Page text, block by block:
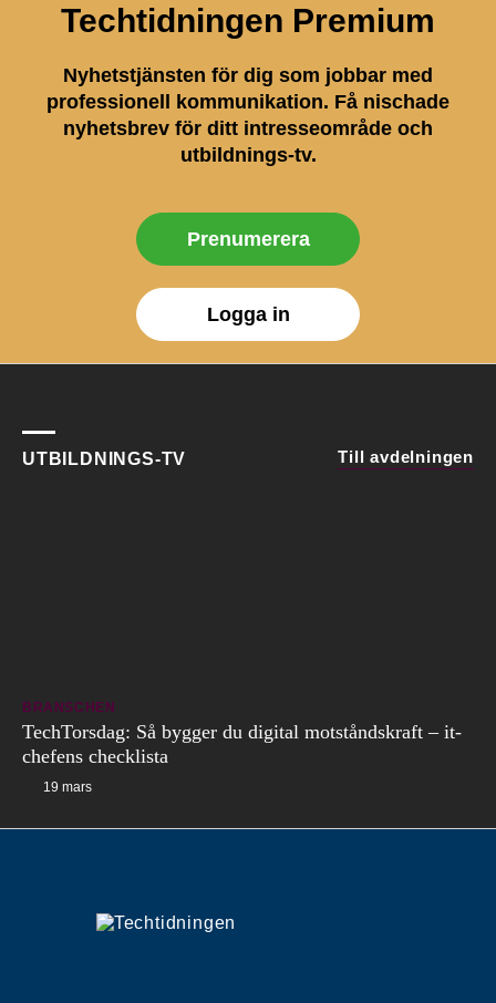
Techtidningen Premium
Nyhetstjänsten för dig som jobbar med
professionell kommunikation. Få nischade
nyhetsbrev för ditt intresseområde och
utbildnings-tv.
Prenumerera
Logga in
UTBILDNINGS-TV Till avdelningen
BRANSCHEN
TechTorsdag: Så bygger du digital motståndskraft – it-
chefens checklista
19 mars